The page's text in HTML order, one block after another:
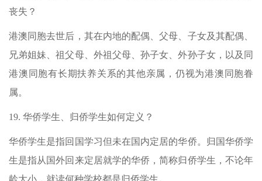
丧失？
港澳同胞去世后，其在内地的配偶、父母、子女及其配偶、
兄弟姐妹、祖父母、外祖父母、孙子女、外孙子女，以及同
港澳同胞有长期扶养关系的其他亲属，仍视为港澳同胞眷
属。
19. 华侨学生、归侨学生如何定义？
华侨学生是指回国学习但未在国内定居的华侨。归国华侨学
生是指从国外回来定居就学的华侨，简称归侨学生，不论年
龄大小，就读何种学校都是归侨学生。